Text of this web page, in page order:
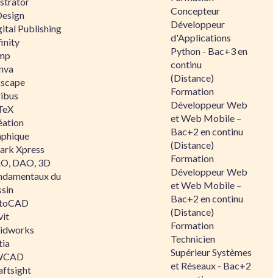
Publishing
Xpress
DAO, 3D
du
Concepteur
Développeur
d'Applications
Python - Bac+3 en
continu
(Distance)
Formation
Développeur Web
et Web Mobile –
Bac+2 en continu
(Distance)
Formation
Développeur Web
et Web Mobile –
Bac+2 en continu
(Distance)
Formation
Technicien
Supérieur Systèmes
et Réseaux - Bac+2